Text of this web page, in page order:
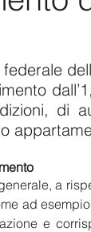
di
a
ad
e